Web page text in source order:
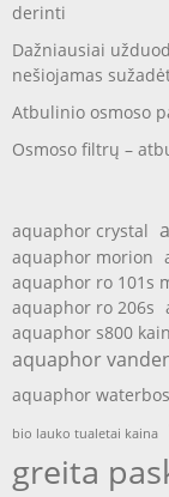
derinti
Dažniausiai
nešiojamas
Atbulinio osmoso
Osmoso filtrų –
aquaphor crystal
aquaphor morion
aquaphor ro 101s
aquaphor ro 206s
aquaphor s800
aquaphor
aquaphor
bio lauko tualetai kaina
greita